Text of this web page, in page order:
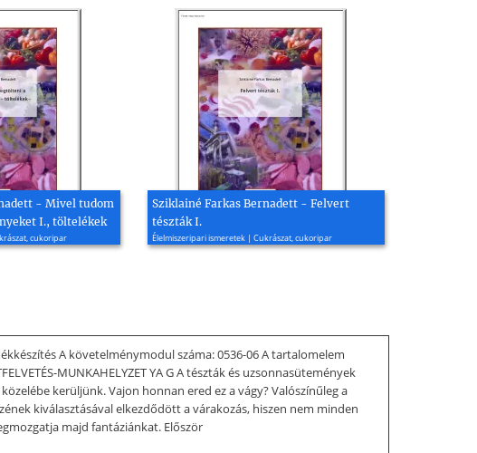
- Mivel tudom
I., töltelékek
cukoripar
Sziklainé Farkas Bernadett - Felvert
tészták I.
Élelmiszeripari ismeretek | Cukrászat, cukoripar
A követelménymodul száma: 0536-06 A tartalomelem
MUNKAHELYZET YA G A tészták és uzsonnasütemények
kerüljünk. Vajon honnan ered ez a vágy? Valószínűleg a
kiválasztásával elkezdődött a várakozás, hiszen nem minden
majd fantáziánkat. Először